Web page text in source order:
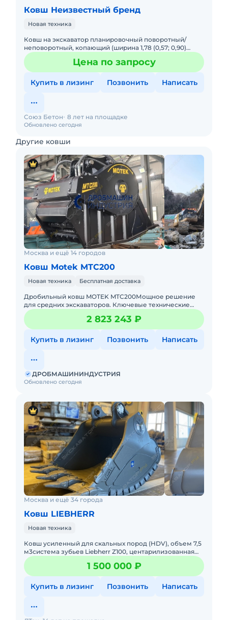
Ковш Неизвестный бренд
Новая техника
Ковш на экскаватор планировочный поворотный/
неповоротный, копающий (ширина 1,78 (0,57; 0,90)
метра, расстояние между щеками 32 см (33), глубина
0,53 см, по центЦена по запросу
Купить в лизинг Позвонить Написать
Обновлено сегодня
Союз Бетон 8 лет на площадке
Другие ковши
Москва и ещё 14 городов
Ковш Motek MTC200
Новая техника Бесплатная доставка
Дробильный ковш MOTEK MTC200Мощное решение
для средних экскаваторов. Ключевые технические
характеристикиСовместимые экскаваторы 18,5–29 тонн
Масса ковша
2 823 243 ₽
Купить в лизинг Позвонить Написать
Обновлено сегодня
ДРОБМАШИНИНДУСТРИЯ
Москва и ещё 34 города
Ковш LIEBHERR
Новая техника
Ковш усиленный для скальных пород (HDV), объем 7,5
м3система зубьев Liebherr Z100, центарилизованная
система смазки.В наличии в РФ - 8 шт.Конкурентные
преимущес
1 500 000 ₽
Купить в лизинг Позвонить Написать